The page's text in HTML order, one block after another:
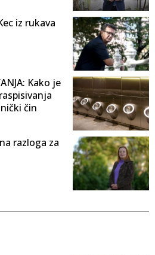
iz rukava
Kako je
čin
razloga za